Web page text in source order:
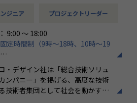
部品の設計開発業務
ジニアの現場力と技術コンサルテ
決から価値創造までを一貫して支援
ョンカンパニーです。
ジニア プロジェクトリーダー
9:00 ～ 18:00
固定時間制（9時～18時、10時～19
の有無： 有（月平均20時間）
60分
・デザイン社は「総合技術ソリュ
ンパニー」を掲げる、高度な技術
技術者集団として社会を動かすこ